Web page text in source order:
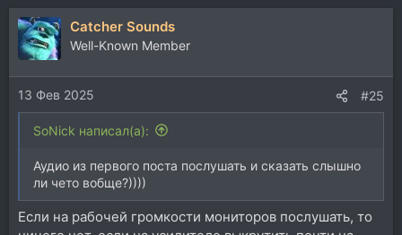
а
к
ц
и
и
:
Catcher Sounds
Well-Known Member
13 Фев 2025 #25
SoNick написал(а):
Аудио из первого поста послушать и сказать слышно
ли чето вобще?))))
Если на рабочей громкости мониторов послушать, то